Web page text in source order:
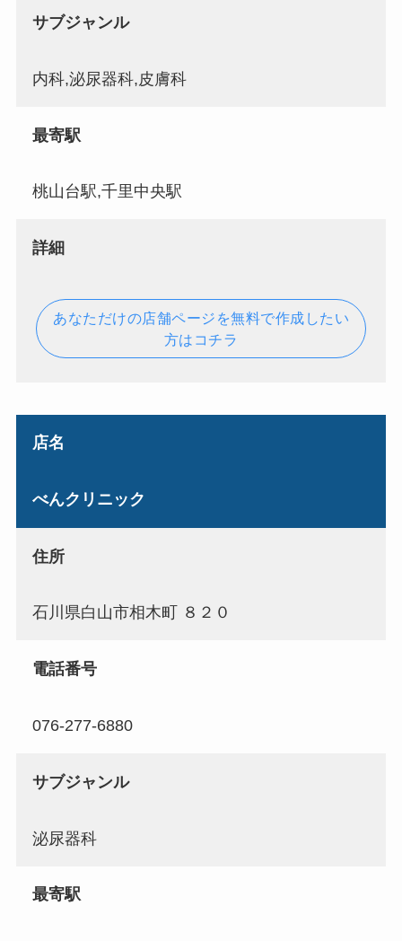
サブジャンル
内科,泌尿器科,皮膚科
最寄駅
桃山台駅,千里中央駅
詳細
あなただけの店舗ページを無料で作成したい
方はコチラ
店名
べんクリニック
住所
石川県白山市相木町 ８２０
電話番号
076-277-6880
サブジャンル
泌尿器科
最寄駅